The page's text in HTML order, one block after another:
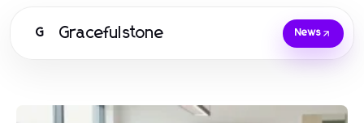
G Gracefulstone News